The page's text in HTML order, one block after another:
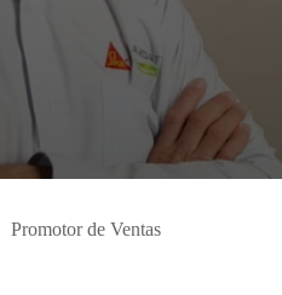
Promotor de Ventas